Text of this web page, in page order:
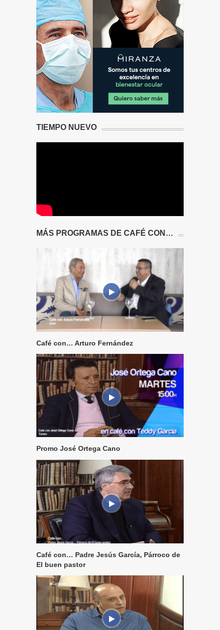
TIEMPO NUEVO
MÁS PROGRAMAS DE CAFÉ CON…
Café con… Arturo Fernández
Promo José Ortega Cano
Café con… Padre Jesús García, Párroco de
El buen pastor